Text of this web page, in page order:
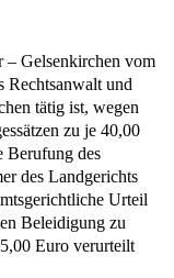
– Gelsenkirchen vom
Rechtsanwalt und
tätig ist, wegen
zu je 40,00
Berufung des
des Landgerichts
Urteil
Beleidigung zu
Euro verurteilt